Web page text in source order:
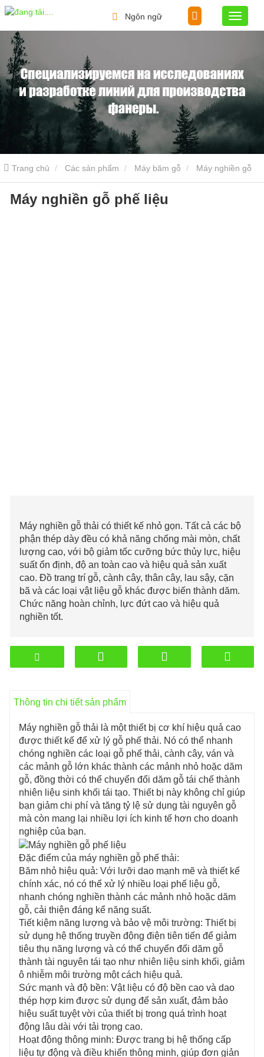
Ngôn ngữ
Trang chủ Các sản phẩm Máy băm gỗ
phế liệu
Máy nghiền gỗ phế liệu
Máy nghiền gỗ thải có thiết kế nhỏ gọn. Tất cả các bộ
phận thép dày đều có khả năng chống mài mòn, chất
lượng cao, với bộ giảm tốc cưỡng bức thủy lực, hiệu
suất ổn định, độ an toàn cao và hiệu quả sản xuất
cao. Đồ trang trí gỗ, cành cây, thân cây, lau sậy, cặn
bã và các loại vật liệu gỗ khác được biến thành dăm.
Chức năng hoàn chỉnh, lực đứt cao và hiệu quả
nghiền tốt.
Thông tin chi tiết sản phẩm
Máy nghiền gỗ thải là một thiết bị cơ khí hiệu quả cao
được thiết kế để xử lý gỗ phế thải. Nó có thể nhanh
chóng nghiền các loại gỗ phế thải, cành cây, ván và
các mảnh gỗ lớn khác thành các mảnh nhỏ hoặc dăm
gỗ, đồng thời có thể chuyển đổi dăm gỗ tái chế thành
nhiên liệu sinh khối tái tạo. Thiết bị này không chỉ giúp
bạn giảm chi phí và tăng tỷ lệ sử dụng tài nguyên gỗ
mà còn mang lại nhiều lợi ích kinh tế hơn cho doanh
nghiệp của bạn.
Đặc điểm của máy nghiền gỗ phế thải:
Băm nhỏ hiệu quả: Với lưỡi dao mạnh mẽ và thiết kế
chính xác, nó có thể xử lý nhiều loại phế liệu gỗ,
nhanh chóng nghiền thành các mảnh nhỏ hoặc dăm
gỗ, cải thiện đáng kể năng suất.
Tiết kiệm năng lượng và bảo vệ môi trường: Thiết bị
sử dụng hệ thống truyền động điện tiên tiến để giảm
tiêu thụ năng lượng và có thể chuyển đổi dăm gỗ
thành tài nguyên tái tạo như nhiên liệu sinh khối, giảm
ô nhiễm môi trường một cách hiệu quả.
Sức mạnh và độ bền: Vật liệu có độ bền cao và dao
thép hợp kim được sử dụng để sản xuất, đảm bảo
hiệu suất tuyệt vời của thiết bị trong quá trình hoạt
động lâu dài với tải trọng cao.
Hoạt động thông minh: Được trang bị hệ thống cấp
liệu tự động và điều khiển thông minh, giúp đơn giản